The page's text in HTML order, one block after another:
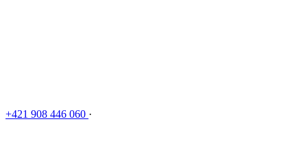
+421 908 446 060 ·